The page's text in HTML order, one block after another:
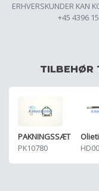
ERHVERSKUNDER KAN
+45 4396
TILBEHØR
PAKNINGSSÆT
PK10780